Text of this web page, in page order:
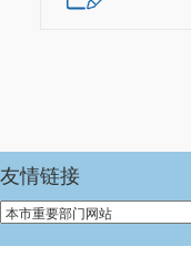
友情链接